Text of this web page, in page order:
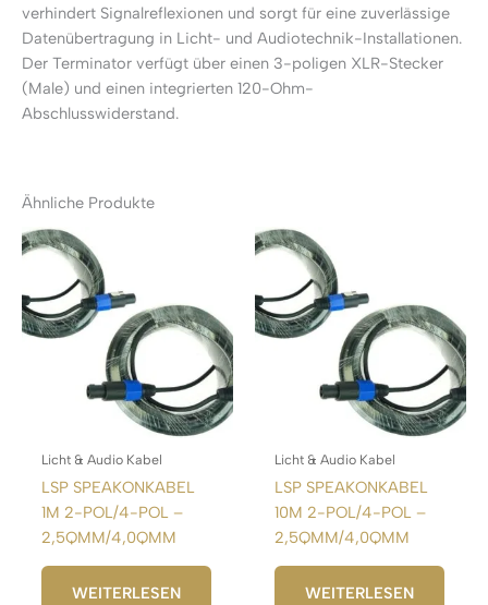
verhindert Signalreflexionen und sorgt für eine zuverlässige
Datenübertragung in Licht- und Audiotechnik-Installationen.
Der Terminator verfügt über einen 3-poligen XLR-Stecker
(Male) und einen integrierten 120-Ohm-
Abschlusswiderstand.
Ähnliche Produkte
Licht & Audio Kabel
LSP SPEAKONKABEL
1M 2-POL/4-POL –
2,5QMM/4,0QMM
WEITERLESEN
Licht & Audio Kabel
LSP SPEAKONKABEL
10M 2-POL/4-POL –
2,5QMM/4,0QMM
WEITERLESEN